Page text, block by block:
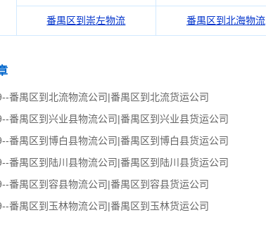
番禺区到崇左物流 番禺区到北海物流
番禺区到北流物流公司|番禺区到北流货运公司
番禺区到兴业县物流公司|番禺区到兴业县货运公司
番禺区到博白县物流公司|番禺区到博白县货运公司
番禺区到陆川县物流公司|番禺区到陆川县货运公司
番禺区到容县物流公司|番禺区到容县货运公司
番禺区到玉林物流公司|番禺区到玉林货运公司